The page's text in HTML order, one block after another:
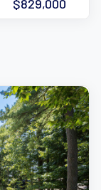
$829,000